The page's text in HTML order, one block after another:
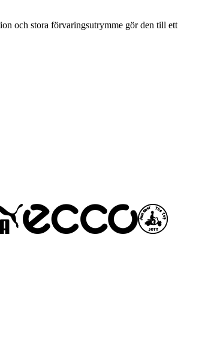
och stora förvaringsutrymme gör den till ett